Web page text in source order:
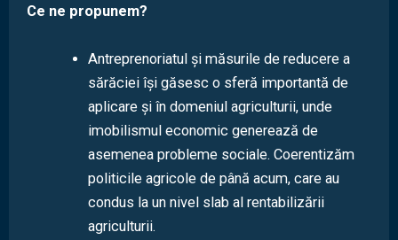
Ce ne propunem?
Antreprenoriatul și măsurile de reducere a
sărăciei își găsesc o sferă importantă de
aplicare și în domeniul agriculturii, unde
imobilismul economic generează de
asemenea probleme sociale. Coerentizăm
politicile agricole de până acum, care au
condus la un nivel slab al rentabilizării
agriculturii.